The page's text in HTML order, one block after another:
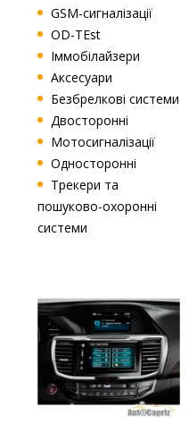
GSM-сигналізації
OD-TEst
Іммобілайзери
Аксесуари
Безбрелкові системи
Двосторонні
Мотосигналізації
Односторонні
Трекери та
пошуково-охоронні
системи